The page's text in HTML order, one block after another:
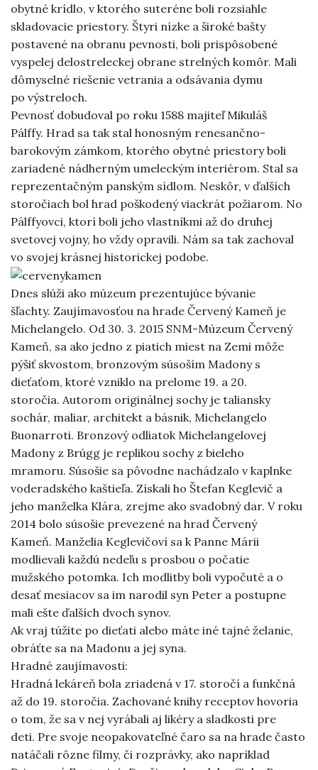
obytné krídlo, v ktorého suteréne boli rozsiahle
skladovacie priestory. Štyri nízke a široké bašty
postavené na obranu pevnosti, boli prispôsobené
vyspelej delostreleckej obrane strelných komôr. Mali
dômyselné riešenie vetrania a odsávania dymu
po výstreloch.
Pevnosť dobudoval po roku 1588 majiteľ Mikuláš
Pálffy. Hrad sa tak stal honosným renesančno-
barokovým zámkom, ktorého obytné priestory boli
zariadené nádherným umeleckým interiérom. Stal sa
reprezentačným panským sídlom. Neskôr, v ďalších
storočiach bol hrad poškodený viackrát požiarom. No
Pálffyovci, ktorí boli jeho vlastníkmi až do druhej
svetovej vojny, ho vždy opravili. Nám sa tak zachoval
vo svojej krásnej historickej podobe.
Dnes slúži ako múzeum prezentujúce bývanie
šľachty. Zaujímavosťou na hrade Červený Kameň je
Michelangelo. Od 30. 3. 2015 SNM-Múzeum Červený
Kameň, sa ako jedno z piatich miest na Zemi môže
pýšiť skvostom, bronzovým súsoším Madony s
dieťaťom, ktoré vzniklo na prelome 19. a 20.
storočia. Autorom originálnej sochy je taliansky
sochár, maliar, architekt a básnik, Michelangelo
Buonarroti. Bronzový odliatok Michelangelovej
Madony z Brúgg je replikou sochy z bieleho
mramoru. Súsošie sa pôvodne nachádzalo v kaplnke
voderadského kaštieľa. Získali ho Štefan Keglevič a
jeho manželka Klára, zrejme ako svadobný dar. V roku
2014 bolo súsošie prevezené na hrad Červený
Kameň. Manželia Keglevičoví sa k Panne Márii
modlievali každú nedeľu s prosbou o počatie
mužského potomka. Ich modlitby boli vypočuté a o
desať mesiacov sa im narodil syn Peter a postupne
mali ešte ďalších dvoch synov.
Ak vraj túžite po dieťati alebo máte iné tajné želanie,
obráťte sa na Madonu a jej syna.
Hradné zaujímavosti:
Hradná lekáreň bola zriadená v 17. storočí a funkčná
až do 19. storočia. Zachované knihy receptov hovoria
o tom, že sa v nej vyrábali aj likéry a sladkosti pre
deti. Pre svoje neopakovateľné čaro sa na hrade často
natáčali rôzne filmy, či rozprávky, ako napríklad